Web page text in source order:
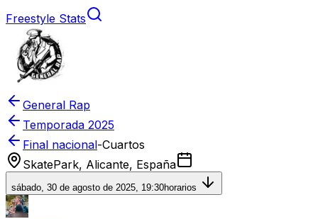
Freestyle Stats
General Rap
Temporada 2025
Final nacional-Cuartos
SkatePark, Alicante, España
sábado, 30 de agosto de 2025, 19:30horarios